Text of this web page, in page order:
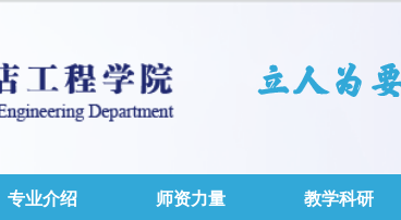
专业介绍 师资力量 教学科研